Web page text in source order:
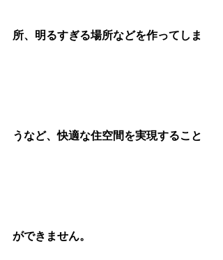
所、明るすぎる場所などを作ってしま
うなど、快適な住空間を実現すること
ができません。